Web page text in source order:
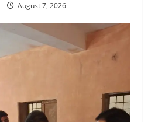
August 7, 2026